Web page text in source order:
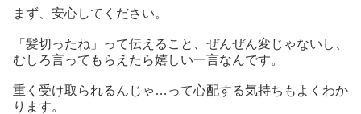
まず、安心してください。
「髪切ったね」って伝えること、ぜんぜん変じゃないし、
むしろ言ってもらえたら嬉しい一言なんです。
重く受け取られるんじゃ…って心配する気持ちもよくわか
ります。